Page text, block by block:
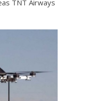
TNT Airways